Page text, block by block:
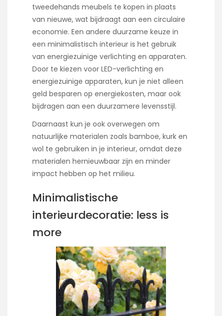
tweedehands meubels te kopen in plaats
van nieuwe, wat bijdraagt aan een circulaire
economie. Een andere duurzame keuze in
een minimalistisch interieur is het gebruik
van energiezuinige verlichting en apparaten.
Door te kiezen voor LED-verlichting en
energiezuinige apparaten, kun je niet alleen
geld besparen op energiekosten, maar ook
bijdragen aan een duurzamere levensstijl.
Daarnaast kun je ook overwegen om
natuurlijke materialen zoals bamboe, kurk en
wol te gebruiken in je interieur, omdat deze
materialen hernieuwbaar zijn en minder
impact hebben op het milieu.
Minimalistische
interieurdecoratie: less is
more